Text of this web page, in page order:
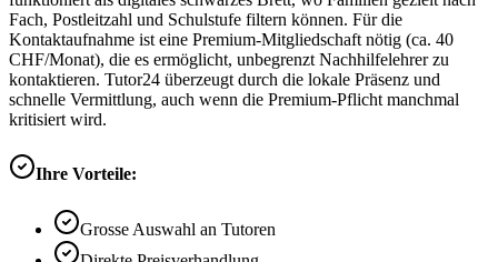
Fach, Postleitzahl und Schulstufe filtern können. Für die
Kontaktaufnahme ist eine Premium-Mitgliedschaft nötig (ca. 40
CHF/Monat), die es ermöglicht, unbegrenzt Nachhilfelehrer zu
kontaktieren. Tutor24 überzeugt durch die lokale Präsenz und
schnelle Vermittlung, auch wenn die Premium-Pflicht manchmal
kritisiert wird.
Ihre Vorteile:
Grosse Auswahl an Tutoren